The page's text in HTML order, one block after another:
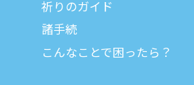
祈りのガイド
諸⼿続
こんなことで困ったら？